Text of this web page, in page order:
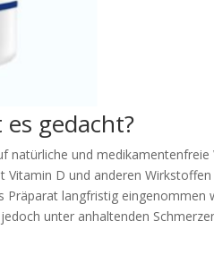
gedacht?
natürliche und medikamentenfreie
D und anderen
langfristig eingenommen
unter anhaltenden